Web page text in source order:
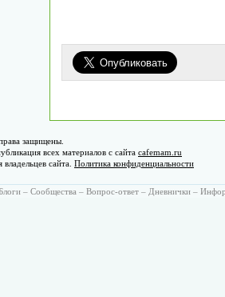
защищены.
всех материалов с сайта cafemam.ru
владельцев сайта. Политика конфиденциальности
– Сообщества – Вопрос-ответ – Дневнички –